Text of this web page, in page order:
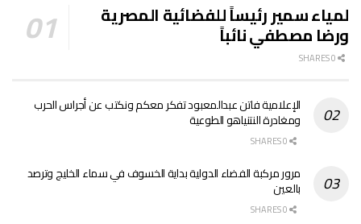
لمياء سمير رئيساً للفضائية المصرية
ورضا مصطفي نائباً
الإعلامية فاتن عبدالمعبود تفكر معكم ونكتب عن أجراس الحرب
ومغادرة النتنياهو الطوعية
مرور مركبة الفضاء الدولية بداية الخسوف في سماء الخليج وترصد
بالعين